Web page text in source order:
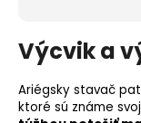
Výcvik a
Ariégsky stavač
ktoré sú známe